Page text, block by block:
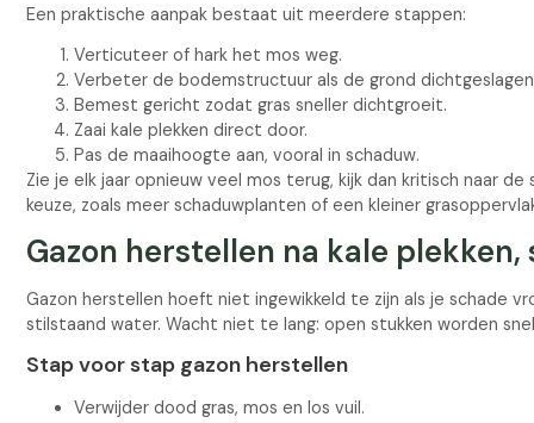
Een praktische aanpak bestaat uit meerdere stappen:
Verticuteer of hark het mos weg.
Verbeter de bodemstructuur als de grond
Bemest gericht zodat gras sneller dichtgroeit.
Zaai kale plekken direct door.
Pas de maaihoogte aan, vooral in schaduw.
Zie je elk jaar opnieuw veel mos terug, kijk dan kritisch naar
keuze, zoals meer schaduwplanten of een kleiner
Gazon herstellen na kale
Gazon herstellen hoeft niet ingewikkeld te zijn als je schade
stilstaand water. Wacht niet te lang: open stukken worden
Stap voor stap gazon herstellen
Verwijder dood gras, mos en los vuil.